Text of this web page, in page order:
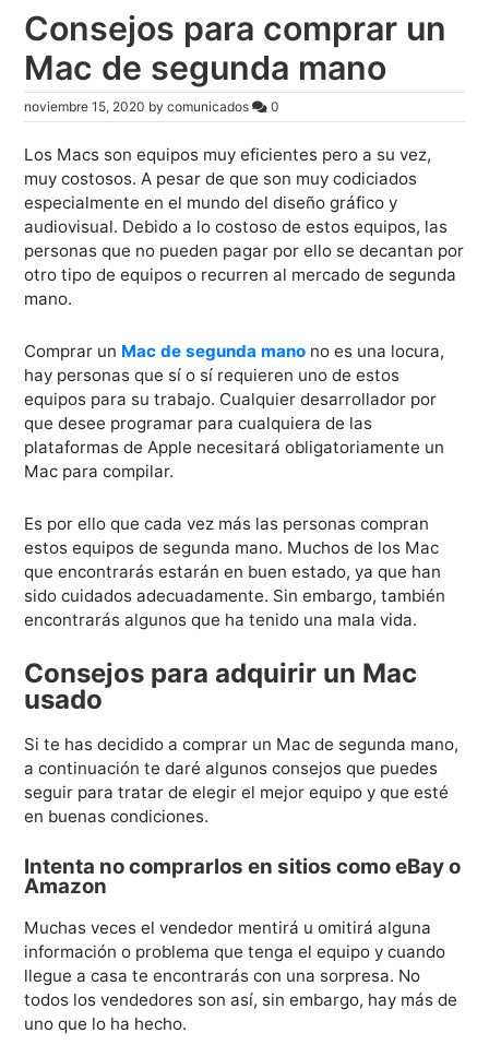
Consejos para comprar un
Mac de segunda mano
noviembre 15, 2020 bycomunicados 0
Los Macs son equipos muy eficientes pero a su vez,
muy costosos. A pesar de que son muy codiciados
especialmente en el mundo del diseño gráfico y
audiovisual. Debido a lo costoso de estos equipos, las
personas que no pueden pagar por ello se decantan por
otro tipo de equipos o recurren al mercado de segunda
mano.
Comprar un Mac de segunda mano no es una locura,
hay personas que sí o sí requieren uno de estos
equipos para su trabajo. Cualquier desarrollador por
que desee programar para cualquiera de las
plataformas de Apple necesitará obligatoriamente un
Mac para compilar.
Es por ello que cada vez más las personas compran
estos equipos de segunda mano. Muchos de los Mac
que encontrarás estarán en buen estado, ya que han
sido cuidados adecuadamente. Sin embargo, también
encontrarás algunos que ha tenido una mala vida.
Consejos para adquirir un Mac
usado
Si te has decidido a comprar un Mac de segunda mano,
a continuación te daré algunos consejos que puedes
seguir para tratar de elegir el mejor equipo y que esté
en buenas condiciones.
Intenta no comprarlos en sitios como eBay o
Amazon
Muchas veces el vendedor mentirá u omitirá alguna
información o problema que tenga el equipo y cuando
llegue a casa te encontrarás con una sorpresa. No
todos los vendedores son así, sin embargo, hay más de
uno que lo ha hecho.